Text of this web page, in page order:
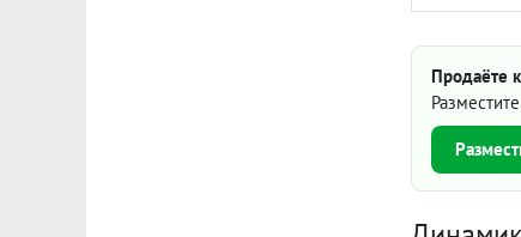
Продаёте